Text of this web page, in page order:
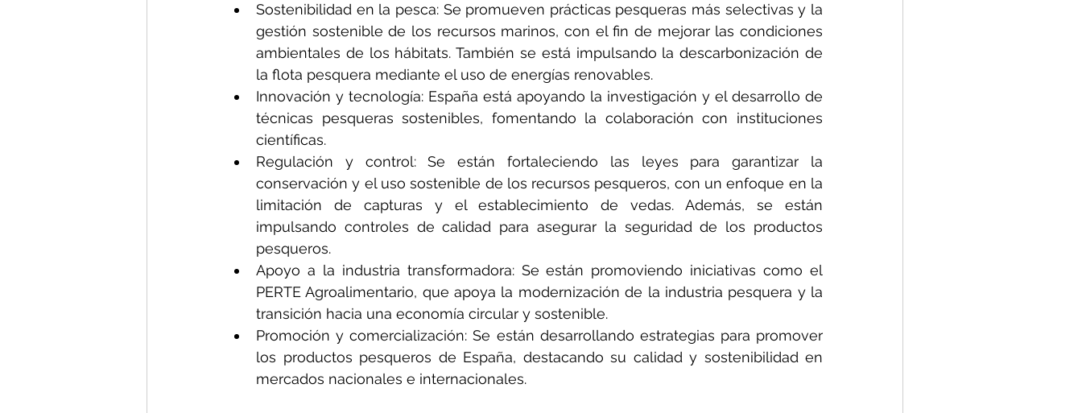
Sostenibilidad en la pesca: Se promueven prácticas pesqueras más selectivas y la
gestión sostenible de los recursos marinos, con el fin de mejorar las condiciones
ambientales de los hábitats. También se está impulsando la descarbonización de
la flota pesquera mediante el uso de energías renovables.
Innovación y tecnología: España está apoyando la investigación y el desarrollo de
técnicas pesqueras sostenibles, fomentando la colaboración con instituciones
científicas.
Regulación y control: Se están fortaleciendo las leyes para garantizar la
conservación y el uso sostenible de los recursos pesqueros, con un enfoque en la
limitación de capturas y el establecimiento de vedas. Además, se están
impulsando controles de calidad para asegurar la seguridad de los productos
pesqueros.
Apoyo a la industria transformadora: Se están promoviendo iniciativas como el
PERTE Agroalimentario, que apoya la modernización de la industria pesquera y la
transición hacia una economía circular y sostenible.
Promoción y comercialización: Se están desarrollando estrategias para promover
los productos pesqueros de España, destacando su calidad y sostenibilidad en
mercados nacionales e internacionales.